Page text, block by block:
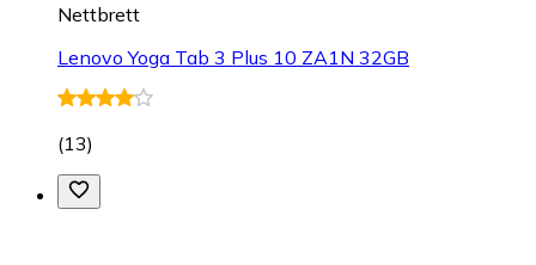
Nettbrett
Lenovo Yoga Tab 3 Plus 10 ZA1N 32GB
(13)